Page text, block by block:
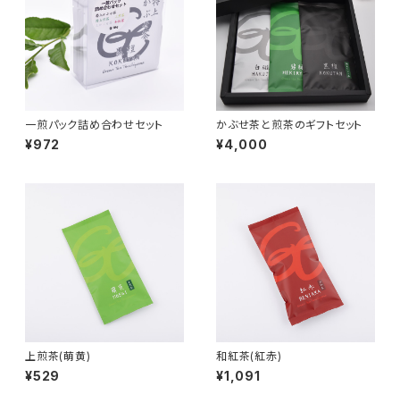
一煎パック詰め合わせセット
¥972
かぶせ茶と煎茶のギフトセット
¥4,000
上煎茶(萌黄)
¥529
和紅茶(紅赤)
¥1,091